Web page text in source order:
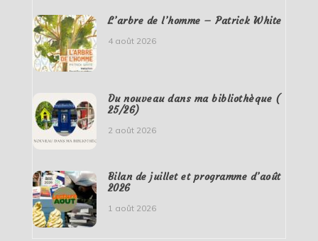
L’arbre de l’homme – Patrick White
4 août 2026
Du nouveau dans ma bibliothèque (
25/26)
2 août 2026
Bilan de juillet et programme d’août
2026
1 août 2026